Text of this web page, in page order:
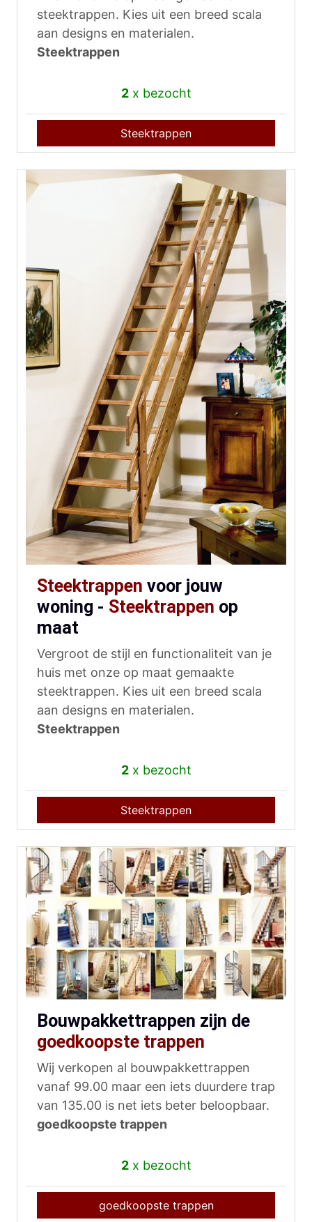
steektrappen. Kies uit een breed scala
aan designs en materialen.
Steektrappen
2x bezocht
Steektrappen
Steektrappen voor jouw
woning - Steektrappen op
maat
Vergroot de stijl en functionaliteit van je
huis met onze op maat gemaakte
steektrappen. Kies uit een breed scala
aan designs en materialen.
Steektrappen
2x bezocht
Steektrappen
Bouwpakkettrappen zijn de
goedkoopste trappen
Wij verkopen al bouwpakkettrappen
vanaf 99.00 maar een iets duurdere trap
van 135.00 is net iets beter beloopbaar.
goedkoopste trappen
2x bezocht
goedkoopste trappen